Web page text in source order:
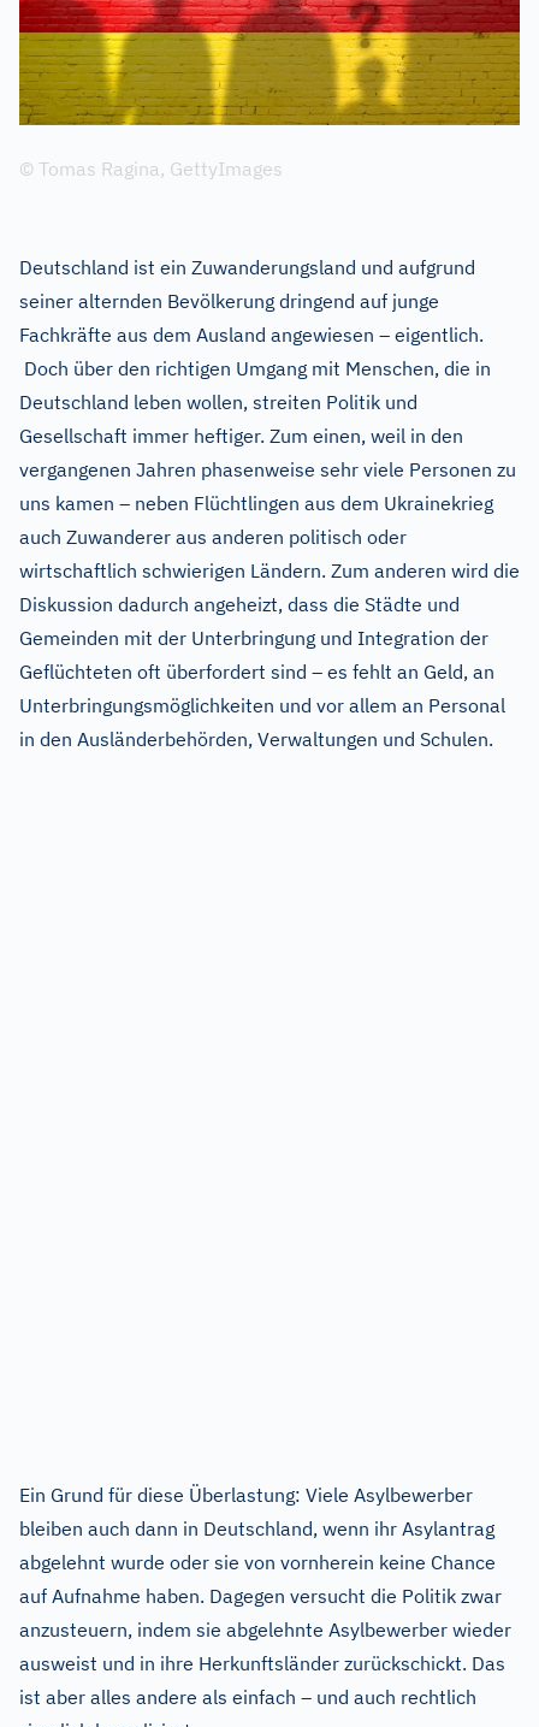
© Tomas Ragina, GettyImages
Deutschland ist ein Zuwanderungsland und aufgrund
seiner alternden Bevölkerung dringend auf junge
Fachkräfte aus dem Ausland angewiesen – eigentlich.
Doch über den richtigen Umgang mit Menschen, die in
Deutschland leben wollen, streiten Politik und
Gesellschaft immer heftiger. Zum einen, weil in den
vergangenen Jahren phasenweise sehr viele Personen zu
uns kamen – neben Flüchtlingen aus dem Ukrainekrieg
auch Zuwanderer aus anderen politisch oder
wirtschaftlich schwierigen Ländern. Zum anderen wird die
Diskussion dadurch angeheizt, dass die Städte und
Gemeinden mit der Unterbringung und Integration der
Geflüchteten oft überfordert sind – es fehlt an Geld, an
Unterbringungsmöglichkeiten und vor allem an Personal
in den Ausländerbehörden, Verwaltungen und Schulen.
Ein Grund für diese Überlastung: Viele Asylbewerber
bleiben auch dann in Deutschland, wenn ihr Asylantrag
abgelehnt wurde oder sie von vornherein keine Chance
auf Aufnahme haben. Dagegen versucht die Politik zwar
anzusteuern, indem sie abgelehnte Asylbewerber wieder
ausweist und in ihre Herkunftsländer zurückschickt. Das
ist aber alles andere als einfach – und auch rechtlich